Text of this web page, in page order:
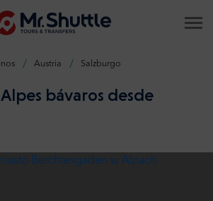
Austria Salzburgo
bávaros desde